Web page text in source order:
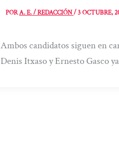
PORA. E. / REDACCIÓN/3 OCTUBRE,
Ambos candidatos siguen en
Denis Itxaso y Ernesto Gasco